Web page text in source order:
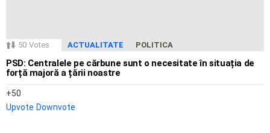
50 Votes ACTUALITATE POLITICA
PSD: Centralele pe cărbune sunt o necesitate în situația de
forță majoră a țării noastre
50
Upvote Downvote